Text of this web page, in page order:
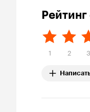
1 2 3